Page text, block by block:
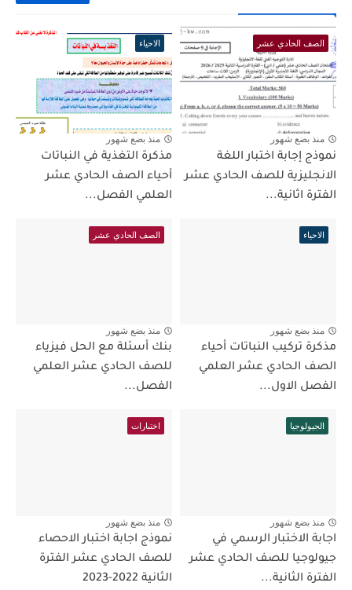
الصف الحادي عشر
منذ بضع شهور
نموذج إجابة اختبار اللغة
الانجليزية للصف الحادي عشر
الفترة اثانية...
الاحياء
منذ بضع شهور
مذكرة التغذية في النباتات
أحياء الصف الحادي عشر
العلمي الفصل...
الاحياء
منذ بضع شهور
مذكرة تركيب النباتات أحياء
الصف الحادي عشر العلمي
الفصل الاول...
الصف الحادي عشر
منذ بضع شهور
بنك أسئلة مع الحل فيزياء
للصف الحادي عشر العلمي
الفصل...
الجيولوجيا
منذ بضع شهور
اجابة الاختبار الرسمي في
جيولوجيا للصف الحادي عشر
الفترة الثانية...
اختبارات
منذ بضع شهور
نموذج اجابة اختبار الاحصاء
للصف الحادي عشر الفترة
الثانية 2022-2023